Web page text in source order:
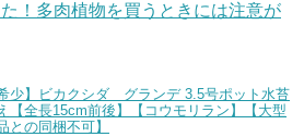
！多肉植物を買うときには注意が
希少】ビカクシダ グランデ 3.5号ポット水苔
【全長15cm前後】【コウモリラン】【大型
との同梱不可】